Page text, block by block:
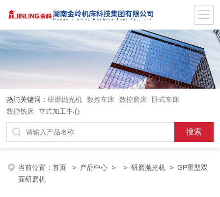
热门关键词：研磨抛光机 数控车床 数控磨床
卧式车床
数控铣床
立式加工中心
当前位置：首页 > 产品中心 > >研磨抛光机 > GP重型双
面研磨机